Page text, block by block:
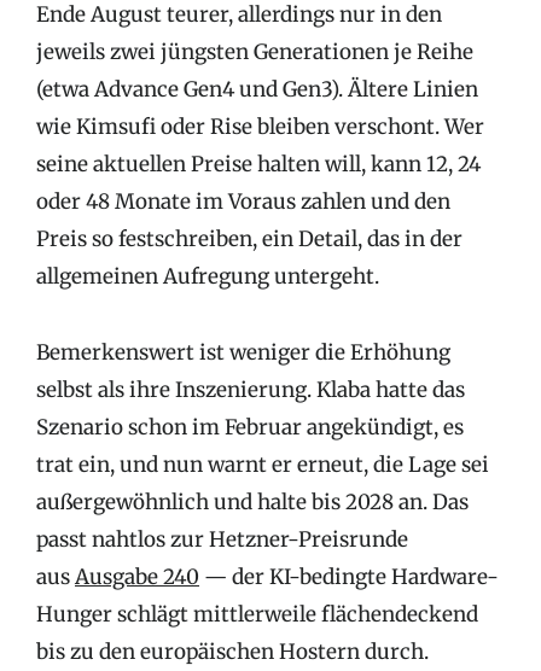
Ende August teurer, allerdings nur in den
jeweils zwei jüngsten Generationen je Reihe
(etwa Advance Gen4 und Gen3). Ältere Linien
wie Kimsufi oder Rise bleiben verschont. Wer
seine aktuellen Preise halten will, kann 12, 24
oder 48 Monate im Voraus zahlen und den
Preis so festschreiben, ein Detail, das in der
allgemeinen Aufregung untergeht.
Bemerkenswert ist weniger die Erhöhung
selbst als ihre Inszenierung. Klaba hatte das
Szenario schon im Februar angekündigt, es
trat ein, und nun warnt er erneut, die Lage sei
außergewöhnlich und halte bis 2028 an. Das
passt nahtlos zur Hetzner-Preisrunde
ausAusgabe 240 — der KI-bedingte Hardware-
Hunger schlägt mittlerweile flächendeckend
bis zu den europäischen Hostern durch.